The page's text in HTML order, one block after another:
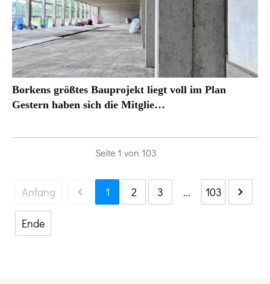
Borkens größtes Bauprojekt liegt voll im Plan
Gestern haben sich die Mitglie…
Seite 1 von 103
Anfang 1 2 3 ... 103
Ende